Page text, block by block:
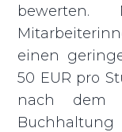
einen
50 EUR pro
nach dem